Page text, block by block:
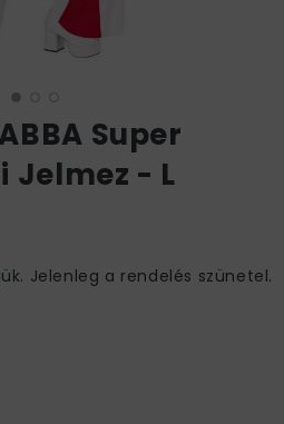
Super
Jelmez - L
Jelenleg a rendelés szünetel.